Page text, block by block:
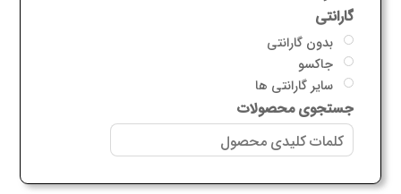
گارانتی
بدون گارانتی
جاکسو
سایر گارانتی ها
جستجوی محصولات